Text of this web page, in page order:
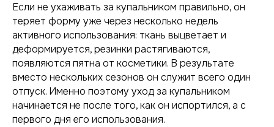
Если не ухаживать за купальником правильно, он
теряет форму уже через несколько недель
активного использования: ткань выцветает и
деформируется, резинки растягиваются,
появляются пятна от косметики. В результате
вместо нескольких сезонов он служит всего один
отпуск. Именно поэтому уход за купальником
начинается не после того, как он испортился, а с
первого дня его использования.